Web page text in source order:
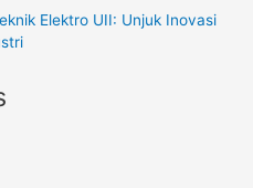
Elektro UII: Unjuk Inovasi